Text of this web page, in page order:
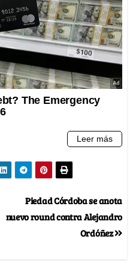
Piedad Córdoba se anota
nuevo round contra Alejandro
Ordóñez